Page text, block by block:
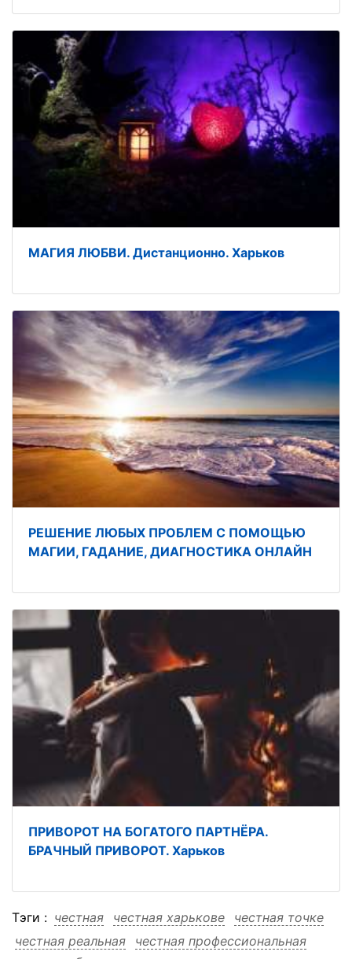
МАГИЯ ЛЮБВИ. Дистанционно. Харьков
РЕШЕНИЕ ЛЮБЫХ ПРОБЛЕМ С ПОМОЩЬЮ
МАГИИ, ГАДАНИЕ, ДИАГНОСТИКА ОНЛАЙН
ПРИВОРОТ НА БОГАТОГО ПАРТНЁРА.
БРАЧНЫЙ ПРИВОРОТ. Харьков
Тэги : честная честная харькове
честная точке
честная реальная
честная профессиональная